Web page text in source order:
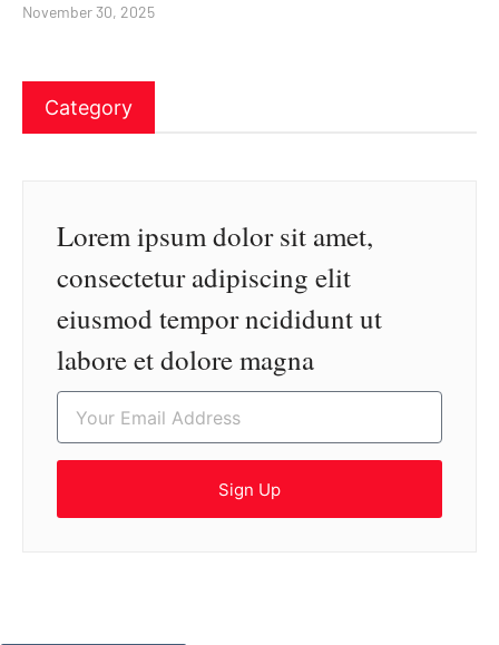
November 30, 2025
Category
Lorem ipsum dolor sit amet,
consectetur adipiscing elit
eiusmod tempor ncididunt ut
labore et dolore magna
Sign Up